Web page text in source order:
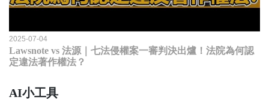
2025-07-04
Lawsnote vs 法源｜七法侵權案一審判決出爐！法院為何認
定違法著作權法？
AI小工具